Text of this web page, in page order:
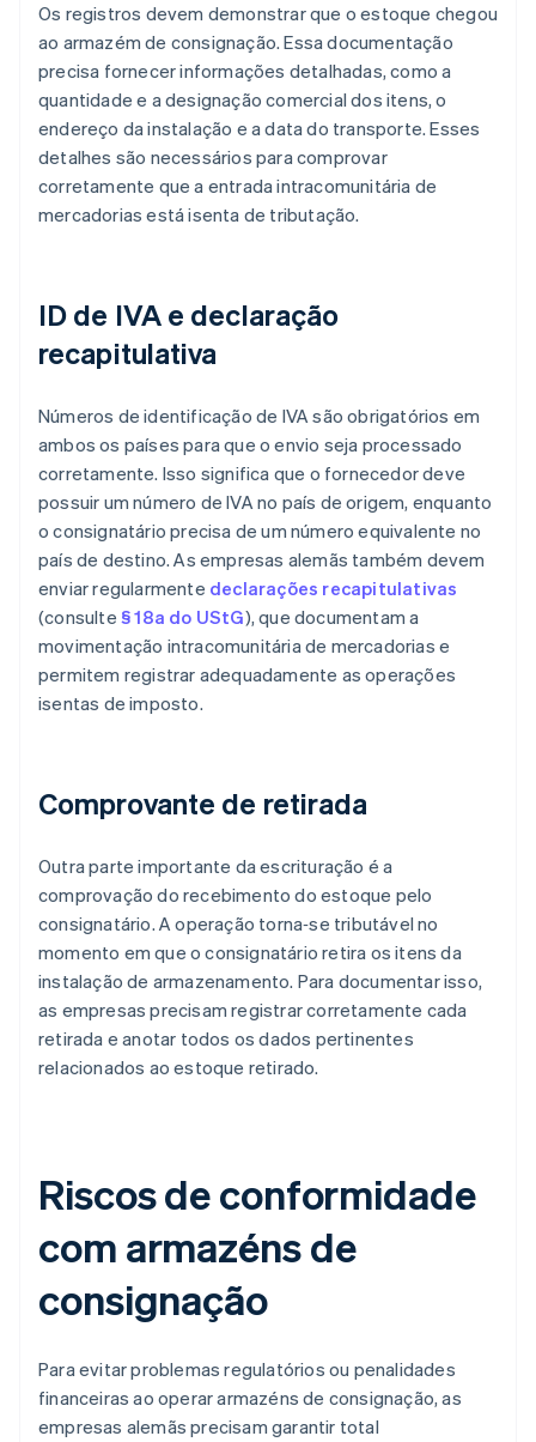
Os registros devem demonstrar que o estoque chegou
ao armazém de consignação. Essa documentação
precisa fornecer informações detalhadas, como a
quantidade e a designação comercial dos itens, o
endereço da instalação e a data do transporte. Esses
detalhes são necessários para comprovar
corretamente que a entrada intracomunitária de
mercadorias está isenta de tributação.
ID de IVA e declaração
recapitulativa
Números de identificação de IVA são obrigatórios em
ambos os países para que o envio seja processado
corretamente. Isso significa que o fornecedor deve
possuir um número de IVA no país de origem, enquanto
o consignatário precisa de um número equivalente no
país de destino. As empresas alemãs também devem
enviar regularmente declarações recapitulativas
(consulte § 18a do UStG), que documentam a
movimentação intracomunitária de mercadorias e
permitem registrar adequadamente as operações
isentas de imposto.
Comprovante de retirada
Outra parte importante da escrituração é a
comprovação do recebimento do estoque pelo
consignatário. A operação torna‑se tributável no
momento em que o consignatário retira os itens da
instalação de armazenamento. Para documentar isso,
as empresas precisam registrar corretamente cada
retirada e anotar todos os dados pertinentes
relacionados ao estoque retirado.
Riscos de conformidade
com armazéns de
consignação
Para evitar problemas regulatórios ou penalidades
financeiras ao operar armazéns de consignação, as
empresas alemãs precisam garantir total